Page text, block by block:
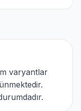
varyantlar